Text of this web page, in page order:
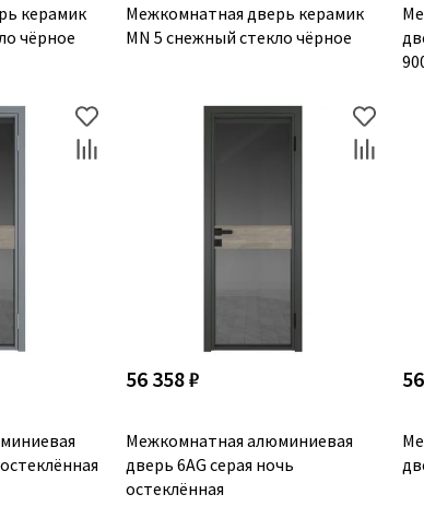
керамик
чёрное
Межкомнатная дверь керамик
MN 5 снежный стекло чёрное
56 358 ₽
Межкомнатная алюминиевая
дверь 6AG серая ночь
остеклённая